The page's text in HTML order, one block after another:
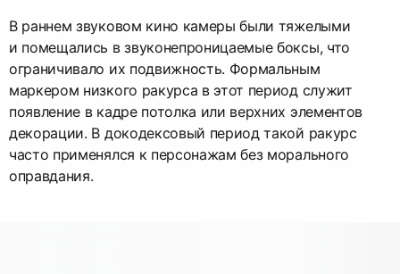
В раннем звуковом кино камеры были тяжелыми
и помещались в звуконепроницаемые боксы, что
ограничивало их подвижность. Формальным
маркером низкого ракурса в этот период служит
появление в кадре потолка или верхних элементов
декорации. В докодексовый период такой ракурс
часто применялся к персонажам без морального
оправдания.